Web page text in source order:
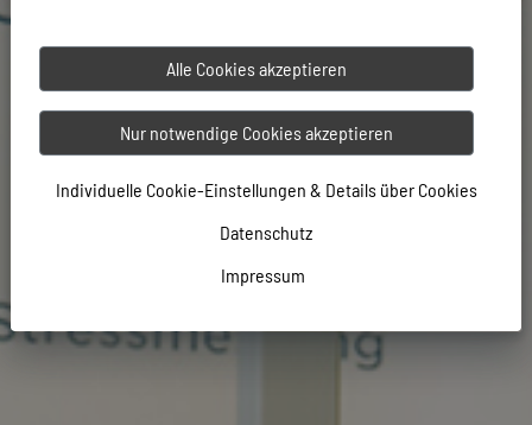
Alle Cookies akzeptieren
Nur notwendige Cookies akzeptieren
Individuelle Cookie-Einstellungen & Details über Cookies
Datenschutz
Impressum